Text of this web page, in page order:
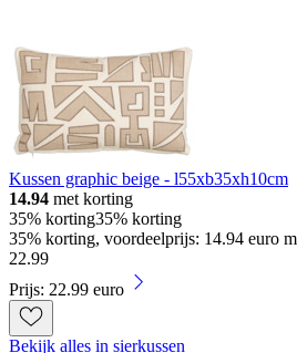
Kussen graphic beige - l55xb35xh10cm
14.94 met korting
35% korting35% korting
35% korting, voordeelprijs: 14.94 euro
22.99
Prijs: 22.99 euro
Bekijk alles in sierkussen